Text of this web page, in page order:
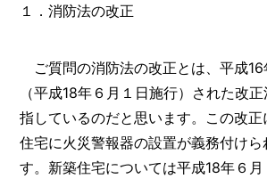
１．消防法の改正
ご質問の消防法の改正とは、平成
（平成18年６月１日施行）された改
指しているのだと思います。この改
住宅に火災警報器の設置が義務付けら
す。新築住宅については平成18年６月